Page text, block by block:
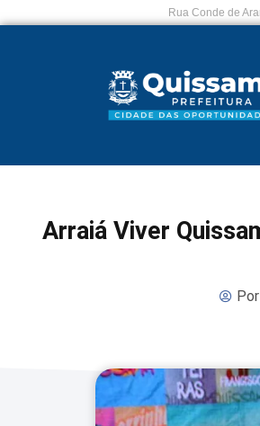
Rua Conde de
Arraiá Viver
Por